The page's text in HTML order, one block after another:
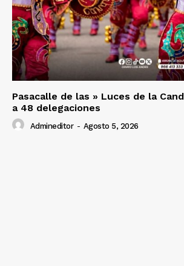
SUSCRIBETE
Diario los Andes
Nosotros
Pasacalle de las » Luces de la
a 48 delegaciones
Admineditor - Agosto 5, 2026